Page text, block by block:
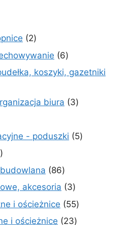
22
produkty
66
produktów
koszyki, gazetniki
biura 33
- poduszki 55
219
produktów
8686
produktów
akcesoria 33
produkty
i ościeżnice 5555
produktów
i ościeżnice 2323